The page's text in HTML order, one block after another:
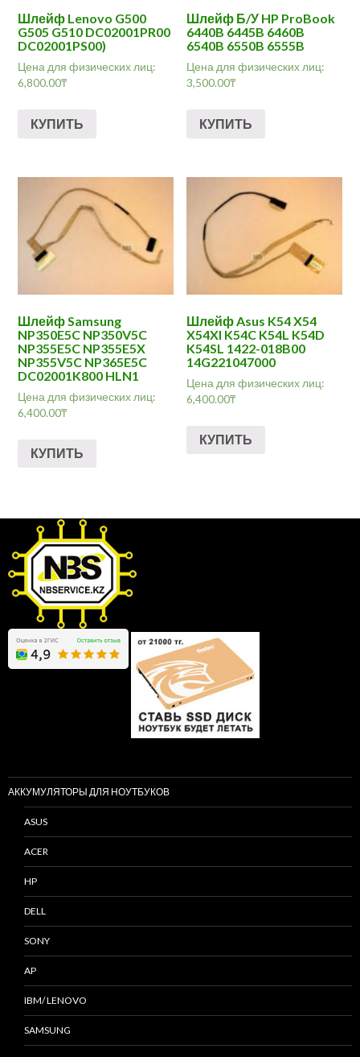
Шлейф Lenovo G500
G505 G510 DC02001PR00
DC02001PS00)
Цена для физических лиц:
6,800.00₸
КУПИТЬ
Шлейф Б/У HP ProBook
6440B 6445B 6460B
6540B 6550B 6555B
Цена для физических лиц:
3,500.00₸
КУПИТЬ
Шлейф Samsung
NP350E5C NP350V5C
NP355E5C NP355E5X
NP355V5C NP365E5C
DC02001K800 HLN1
Цена для физических лиц:
6,400.00₸
КУПИТЬ
Шлейф Asus K54 X54
X54XI K54C K54L K54D
K54SL 1422-018B00
14G221047000
Цена для физических лиц:
6,400.00₸
КУПИТЬ
АККУМУЛЯТОРЫ ДЛЯ НОУТБУКОВ
ASUS
ACER
HP
DELL
SONY
AP
IBM/ LENOVO
SAMSUNG